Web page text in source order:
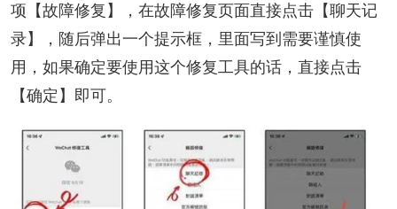
项【故障修复】，在故障修复页面直接点击【聊天记
录】，随后弹出一个提示框，里面写到需要谨慎使
用，如果确定要使用这个修复工具的话，直接点击
【确定】即可。